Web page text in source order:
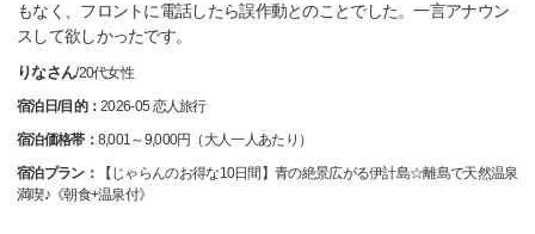
もなく、フロントに電話したら誤作動とのことでした。一言アナウン
スして欲しかったです。
りなさん/20代女性
宿泊日/目的：2026-05 恋人旅行
宿泊価格帯： 8,001～9,000円（大人一人あたり）
宿泊プラン：
【じゃらんのお得な10日間】青の絶景広がる伊計島☆離島で天然温泉
満喫♪《朝食+温泉付》